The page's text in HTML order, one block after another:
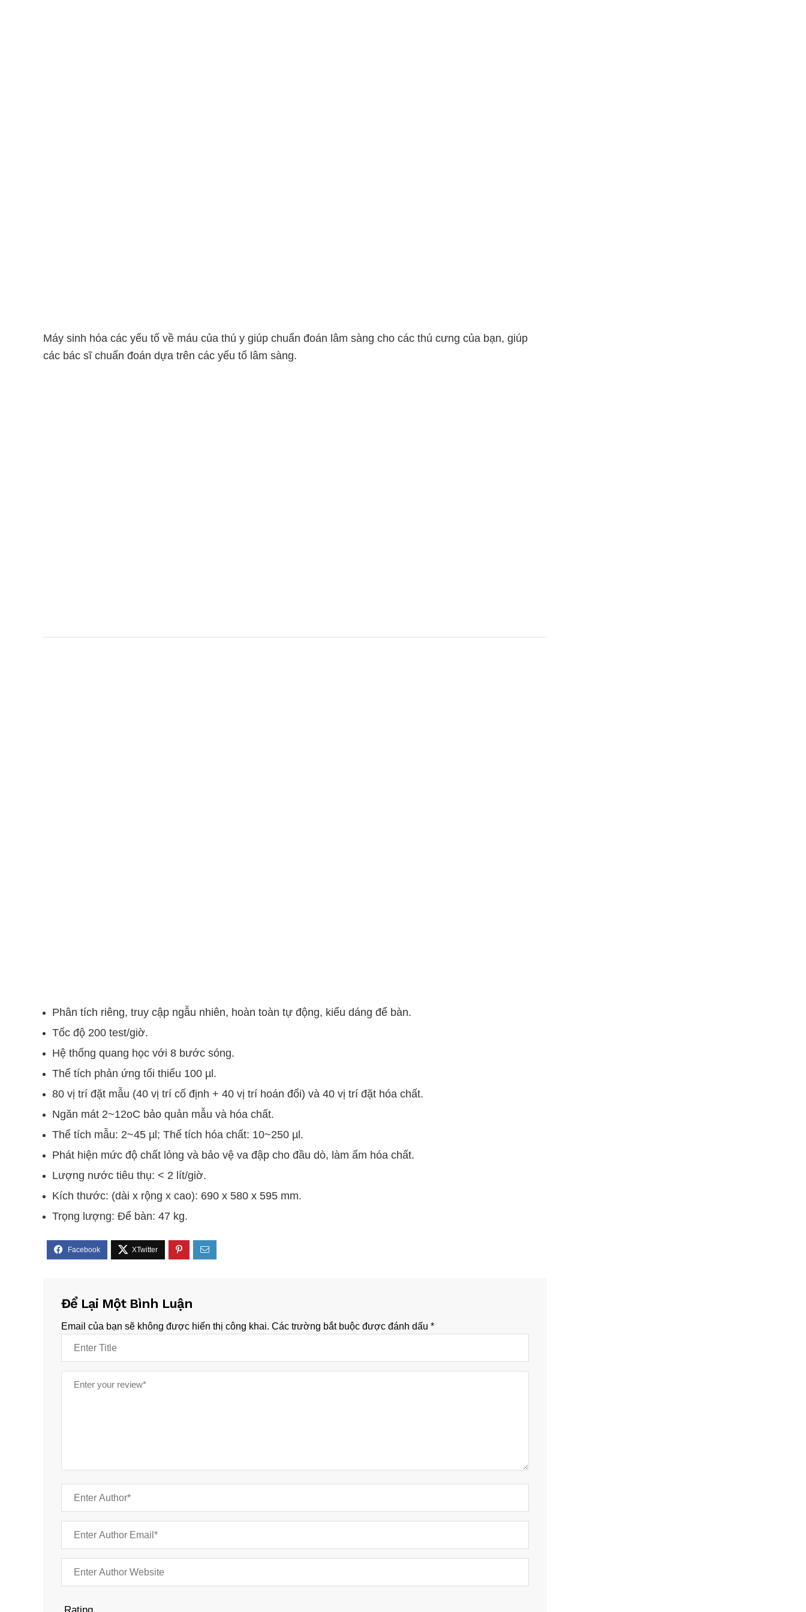
Máy sinh hóa các yếu tố về máu của thú y giúp chuẩn đoán lâm sàng cho các thú cưng của bạn, giúp
các bác sĩ chuẩn đoán dựa trên các yếu tố lâm sàng.
Phân tích riêng, truy cập ngẫu nhiên, hoàn toàn tự động, kiểu dáng để bàn.
Tốc độ 200 test/giờ.
Hệ thống quang học với 8 bước sóng.
Thể tích phản ứng tối thiểu 100 µl.
80 vị trí đặt mẫu (40 vị trí cố định + 40 vị trí hoán đổi) và 40 vị trí đặt hóa chất.
Ngăn mát 2~12oC bảo quản mẫu và hóa chất.
Thể tích mẫu: 2~45 µl; Thể tích hóa chất: 10~250 µl.
Phát hiện mức độ chất lỏng và bảo vệ va đập cho đầu dò, làm ấm hóa chất.
Lượng nước tiêu thụ: < 2 lít/giờ.
Kích thước: (dài x rộng x cao): 690 x 580 x 595 mm.
Trọng lượng: Để bàn: 47 kg.
Để Lại Một Bình Luận
Email của bạn sẽ không được hiển thị công khai. Các trường bắt buộc được đánh dấu *
Rating